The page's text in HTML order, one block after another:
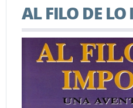
AL FILO DE